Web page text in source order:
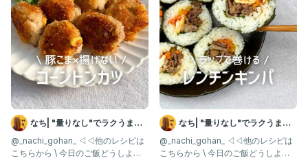
なち| "量りなし"でラクうまご
はん
@_nachi_gohan_ ◁◁他のレシピは
こちらから \ 今日のご飯どうしよ
なち| "量りなし"でラクうまご
はん
@_nachi_gohan_ ◁◁他のレシピは
こちらから \ 今日のご飯どうしよ